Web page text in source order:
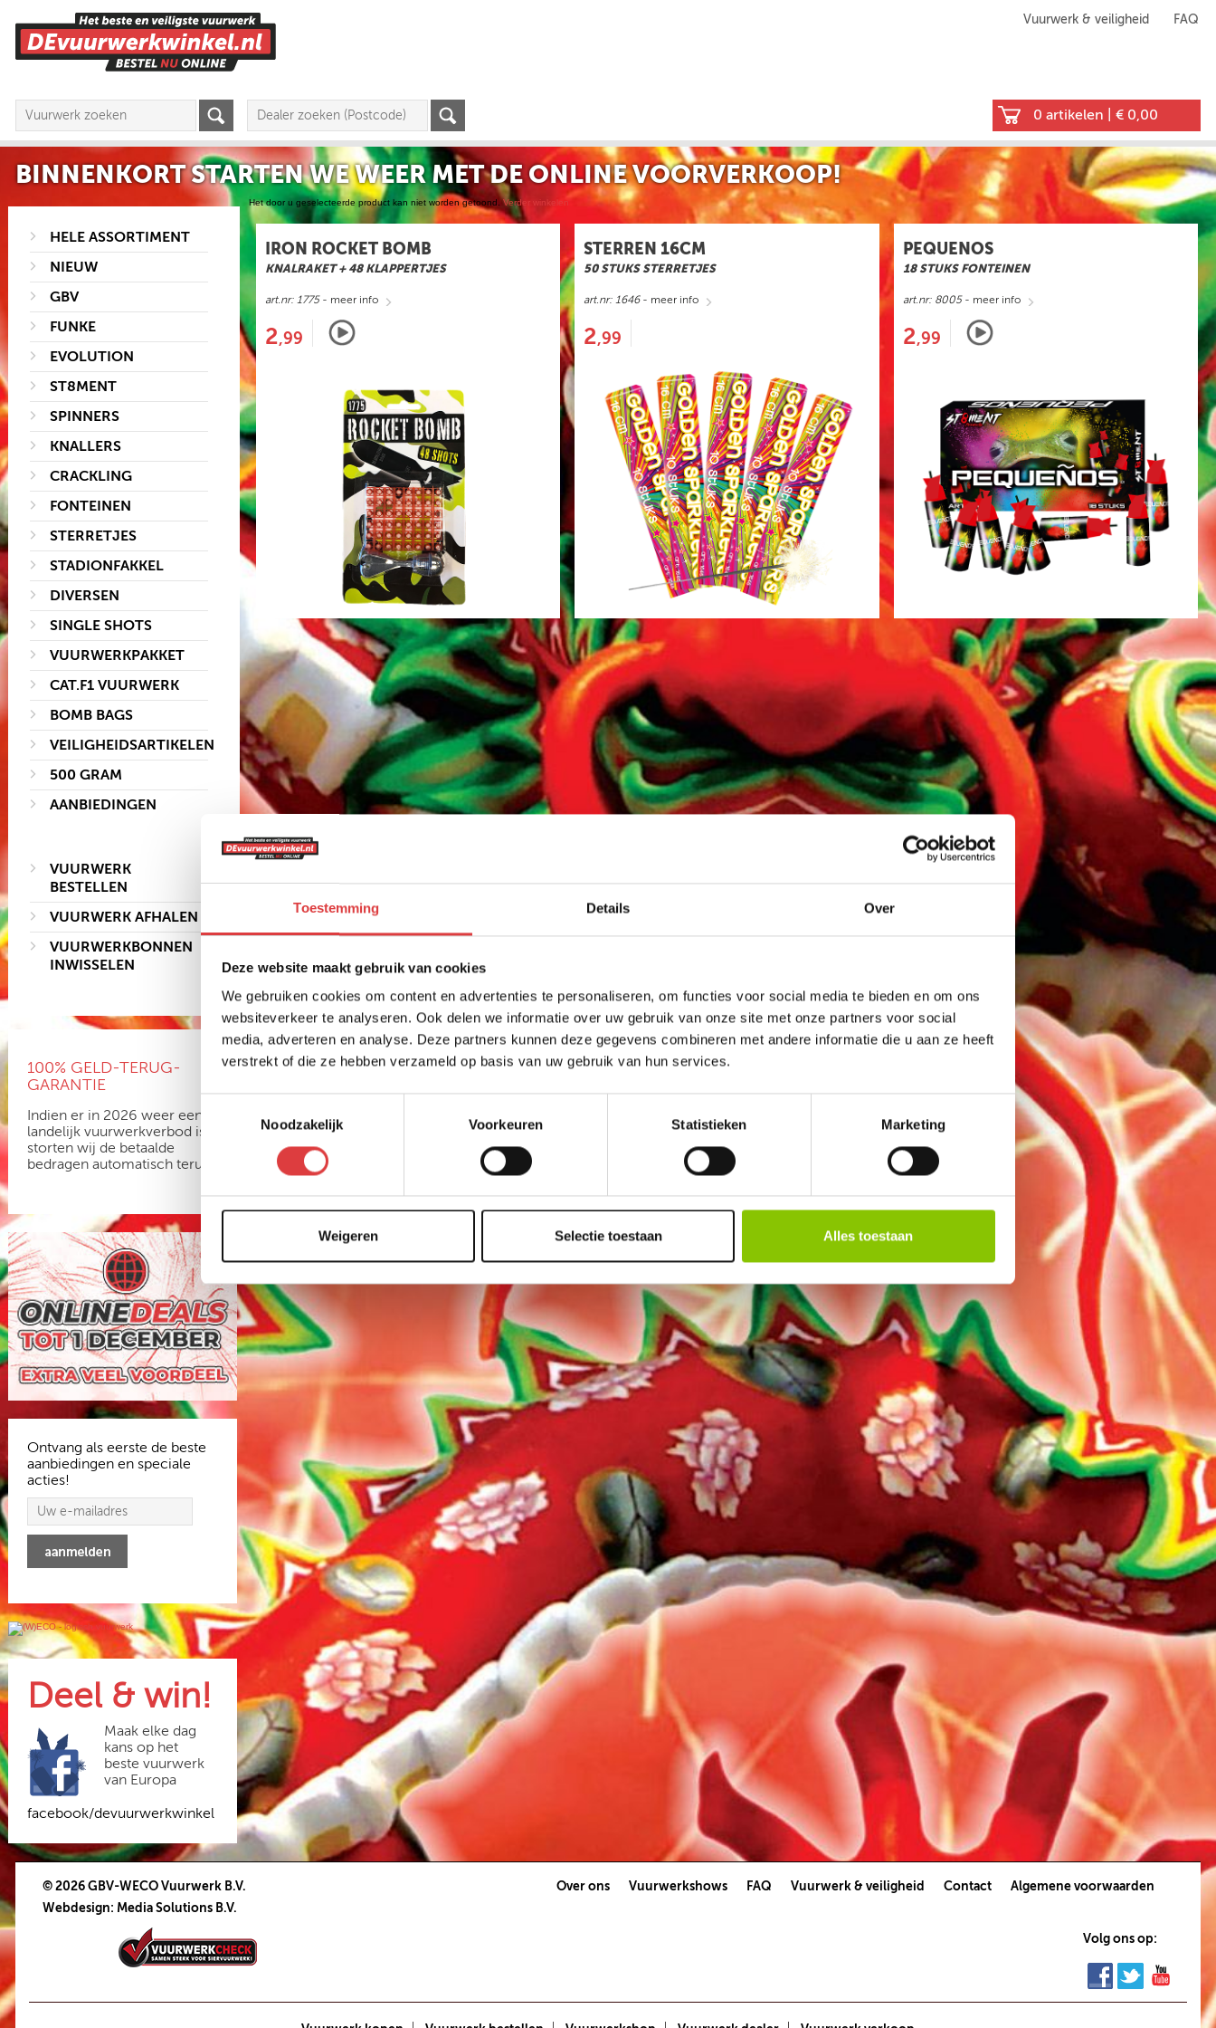
Toestemming Details Over
Deze website maakt gebruik van cookies
We gebruiken cookies om content en advertenties te personaliseren, om functies voor social media te bieden en om ons
websiteverkeer te analyseren. Ook delen we informatie over uw gebruik van onze site met onze partners voor social
media, adverteren en analyse. Deze partners kunnen deze gegevens combineren met andere informatie die u aan ze heeft
verstrekt of die ze hebben verzameld op basis van uw gebruik van hun services.
Noodzakelijk
Voorkeuren Statistieken Marketing
Weigeren Selectie toestaan Alles toestaan
Vuurwerk & veiligheid FAQ
0 artikelen € 0,00
BINNENKORT STARTEN WE WEER MET DE ONLINE VOORVERKOOP!
HELE ASSORTIMENT
NIEUW
GBV
FUNKE
EVOLUTION
ST8MENT
SPINNERS
KNALLERS
CRACKLING
FONTEINEN
STERRETJES
STADIONFAKKEL
DIVERSEN
SINGLE SHOTS
VUURWERKPAKKET
CAT.F1 VUURWERK
BOMB BAGS
VEILIGHEIDSARTIKELEN
500 GRAM
AANBIEDINGEN
VUURWERK
BESTELLEN
VUURWERK AFHALEN
VUURWERKBONNEN
INWISSELEN
100% GELD-TERUG-
GARANTIE
Indien er in 2026 weer een
landelijk vuurwerkverbod is,
storten wij de betaalde
bedragen automatisch terug
Ontvang als eerste de beste
aanbiedingen en speciale
acties!
Deel & win!
Maak elke dag
kans op het
beste vuurwerk
van Europa
facebook/devuurwerkwinkel
Het door u geselecteerde product kan niet worden getoond.Verder winkelen
IRON ROCKET BOMB
KNALRAKET + 48 KLAPPERTJES
art.nr: 1775- meer info
2,99
STERREN 16CM
50 STUKS STERRETJES
art.nr: 1646- meer info
2,99
PEQUENOS
18 STUKS FONTEINEN
art.nr: 8005- meer info
2,99
© 2026 GBV-WECO Vuurwerk B.V.
Webdesign: Media Solutions B.V.
Over ons Vuurwerkshows FAQ Vuurwerk & veiligheid Contact Algemene voorwaarden
Volg ons op: